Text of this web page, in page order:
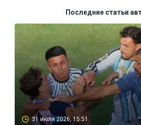
Последние статьи
31 июля 2026, 15:51